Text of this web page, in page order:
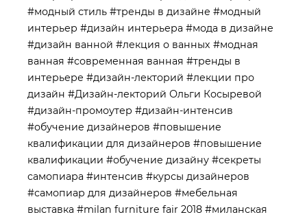
#модный стиль #тренды в дизайне #модный
интерьер #дизайн интерьера #мода в дизайне
#дизайн ванной #лекция о ванных #модная
ванная #современная ванная #тренды в
интерьере #дизайн-лекторий #лекции про
дизайн #Дизайн-лекторий Ольги Косыревой
#дизайн-промоутер #дизайн-интенсив
#обучение дизайнеров #повышение
квалификации для дизайнеров #повышение
квалификации #обучение дизайну #секреты
самопиара #интенсив #курсы дизайнеров
#самопиар для дизайнеров #мебельная
выставка #milan furniture fair 2018 #миланская